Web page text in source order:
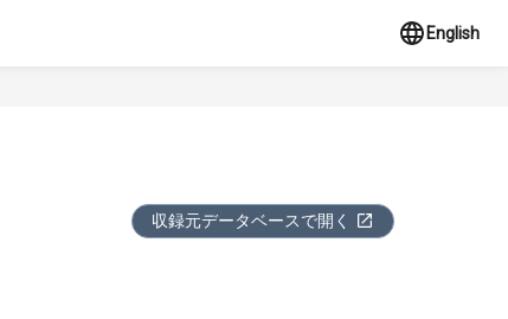
English
収録元データベースで開く